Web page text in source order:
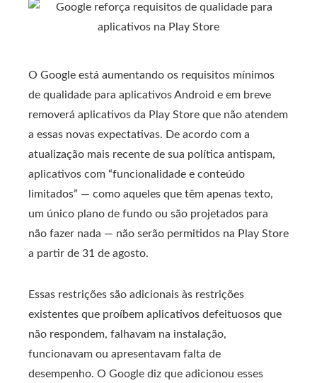
O Google está aumentando os requisitos mínimos
de qualidade para aplicativos Android e em breve
removerá aplicativos da Play Store que não atendem
a essas novas expectativas. De acordo com a
atualização mais recente de sua política antispam,
aplicativos com “funcionalidade e conteúdo
limitados” — como aqueles que têm apenas texto,
um único plano de fundo ou são projetados para
não fazer nada — não serão permitidos na Play Store
a partir de 31 de agosto.
Essas restrições são adicionais às restrições
existentes que proíbem aplicativos defeituosos que
não respondem, falhavam na instalação,
funcionavam ou apresentavam falta de
desempenho. O Google diz que adicionou esses